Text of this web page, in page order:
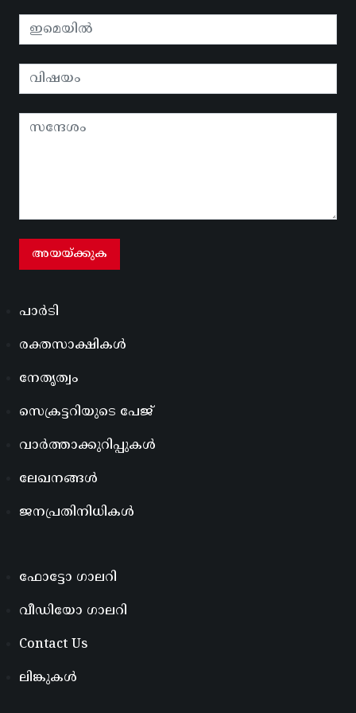
പാർടി
രക്തസാക്ഷികൾ
നേതൃത്വം
സെക്രട്ടറിയുടെ പേജ്
വാർത്താക്കുറിപ്പുകൾ
ലേഖനങ്ങൾ
ജനപ്രതിനിധികൾ
ഫോട്ടോ ഗാലറി
വീഡിയോ ഗാലറി
Contact Us
ലിങ്കുകൾ